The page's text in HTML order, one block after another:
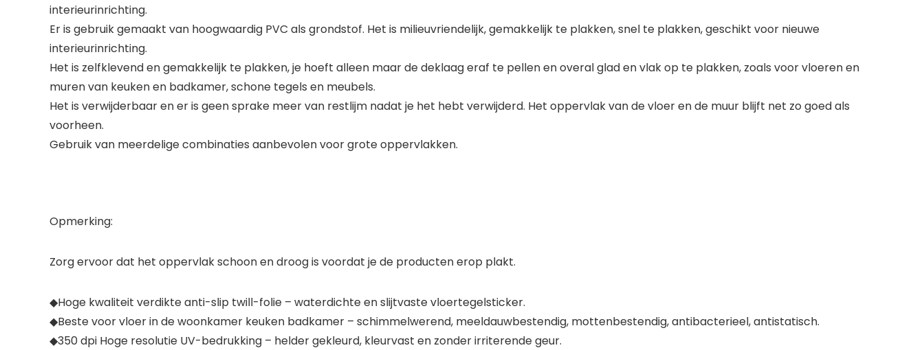
interieurinrichting.
Er is gebruik gemaakt van hoogwaardig PVC als grondstof. Het is milieuvriendelijk, gemakkelijk te plakken, snel te plakken, geschikt voor nieuwe
interieurinrichting.
Het is zelfklevend en gemakkelijk te plakken, je hoeft alleen maar de deklaag eraf te pellen en overal glad en vlak op te plakken, zoals voor vloeren en
muren van keuken en badkamer, schone tegels en meubels.
Het is verwijderbaar en er is geen sprake meer van restlijm nadat je het hebt verwijderd. Het oppervlak van de vloer en de muur blijft net zo goed als
voorheen.
Gebruik van meerdelige combinaties aanbevolen voor grote oppervlakken.
Opmerking:
Zorg ervoor dat het oppervlak schoon en droog is voordat je de producten erop plakt.
◆Hoge kwaliteit verdikte anti-slip twill-folie – waterdichte en slijtvaste vloertegelsticker.
◆Beste voor vloer in de woonkamer keuken badkamer – schimmelwerend, meeldauwbestendig, mottenbestendig, antibacterieel, antistatisch.
◆350 dpi Hoge resolutie UV-bedrukking – helder gekleurd, kleurvast en zonder irriterende geur.